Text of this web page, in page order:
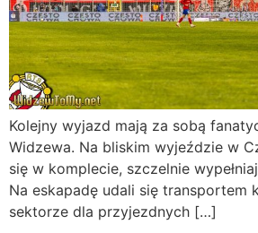
Kolejny wyjazd mają za sobą
Widzewa. Na bliskim wyjeździe w
się w komplecie, szczelnie
Na eskapadę udali się transportem
sektorze dla przyjezdnych […]